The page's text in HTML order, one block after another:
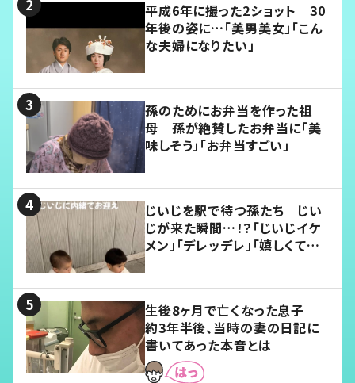
平成6年に撮った2ショット 30
年後の姿に…「美男美女」「こん
な夫婦になりたい」
孫のためにお弁当を作った祖
母 孫が絶賛したお弁当に「美
味しそう」「お弁当すごい」
じいじを駅で待つ孫たち じい
じが来た瞬間…！？「じいじイケ
メン」「デレッデレ」「嬉しくて可
生後8ヶ月で亡くなった息子
約3年半後、当時の妻の日記に
書いてあった本音とは